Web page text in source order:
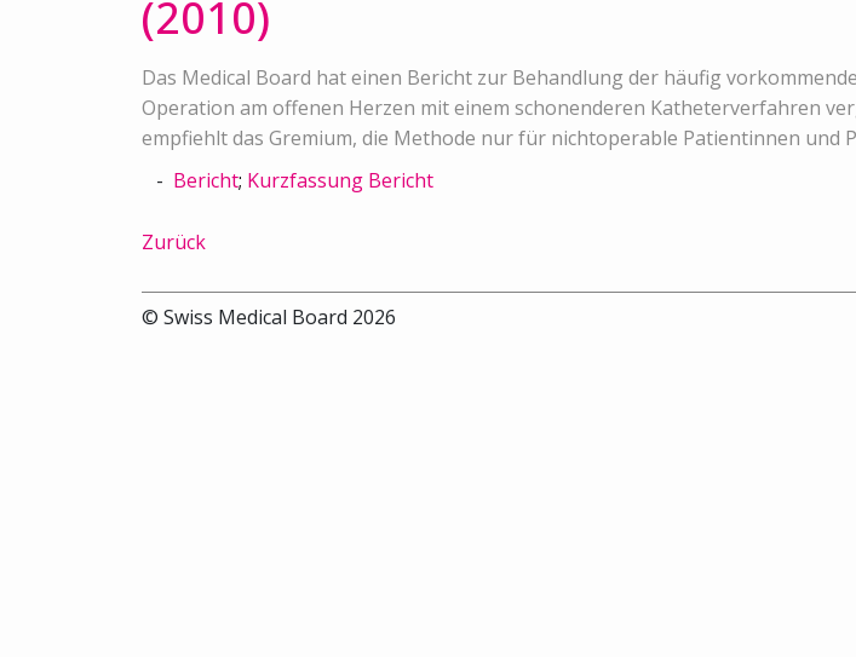
(2010)
Das Medical Board hat einen Bericht zur Behandlung der häufig
Operation am offenen Herzen mit einem schonenderen Katheterverfahren
empfiehlt das Gremium, die Methode nur für nichtoperable Patientinnen
Bericht; Kurzfassung Bericht
Zurück
© Swiss Medical Board 2026